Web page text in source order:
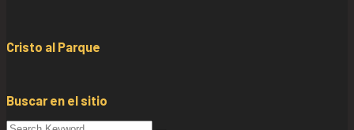
Cristo al Parque
Buscar en el sitio